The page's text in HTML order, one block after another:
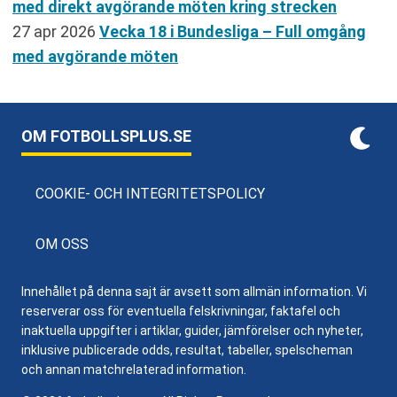
med direkt avgörande möten kring strecken
27 apr 2026 Vecka 18 i Bundesliga – Full omgång
med avgörande möten
OM FOTBOLLSPLUS.SE
COOKIE- OCH INTEGRITETSPOLICY
OM OSS
Innehållet på denna sajt är avsett som allmän information. Vi
reserverar oss för eventuella felskrivningar, faktafel och
inaktuella uppgifter i artiklar, guider, jämförelser och nyheter,
inklusive publicerade odds, resultat, tabeller, spelscheman
och annan matchrelaterad information.